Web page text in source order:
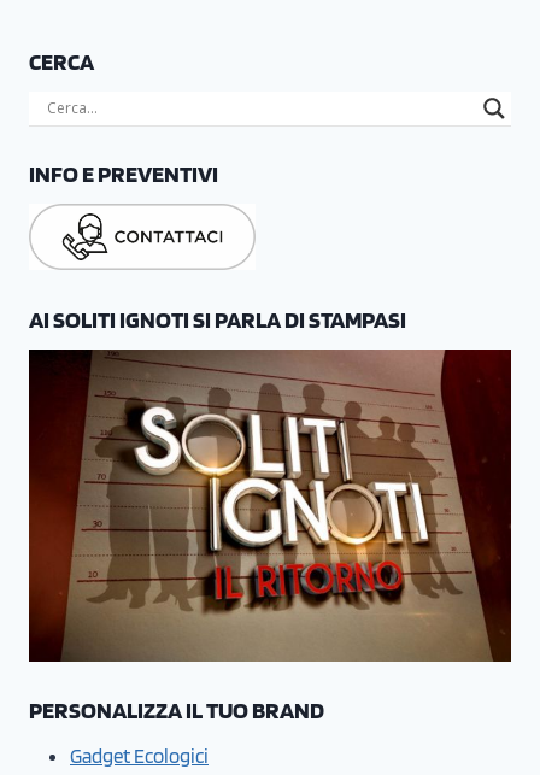
CERCA
INFO E PREVENTIVI
AI SOLITI IGNOTI SI PARLA DI STAMPASI
PERSONALIZZA IL TUO BRAND
Gadget Ecologici